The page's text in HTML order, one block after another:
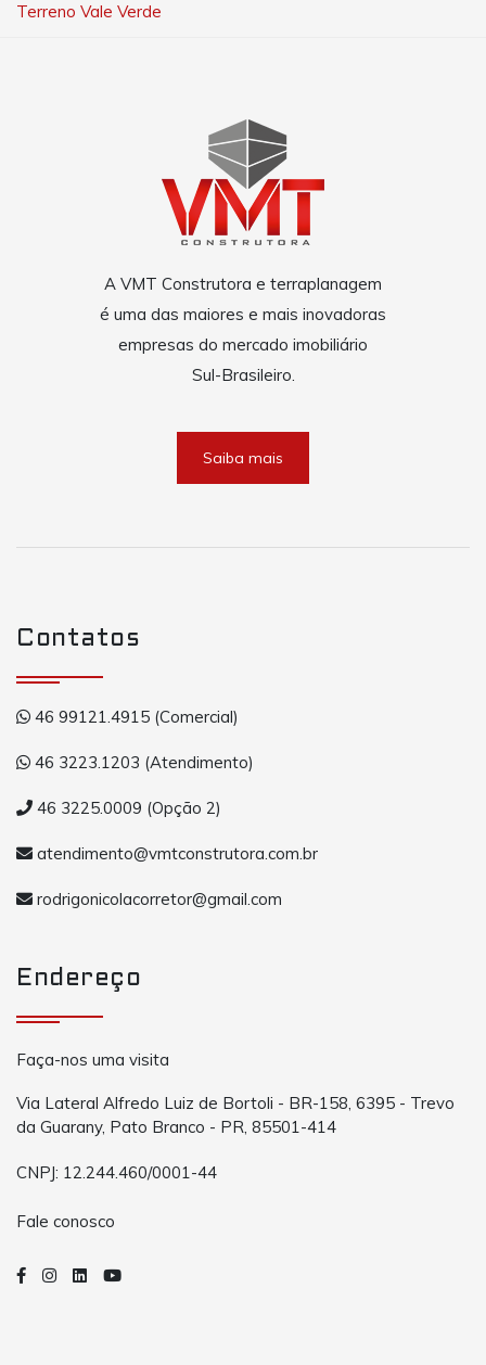
Terreno Vale Verde
A VMT Construtora e terraplanagem
é uma das maiores e mais inovadoras
empresas do mercado imobiliário
Sul-Brasileiro.
Saiba mais
Contatos
46 99121.4915 (Comercial)
46 3223.1203 (Atendimento)
46 3225.0009 (Opção 2)
atendimento@vmtconstrutora.com.br
rodrigonicolacorretor@gmail.com
Endereço
Faça-nos uma visita
Via Lateral Alfredo Luiz de Bortoli - BR-158, 6395 - Trevo
da Guarany, Pato Branco - PR, 85501-414
CNPJ: 12.244.460/0001-44
Fale conosco